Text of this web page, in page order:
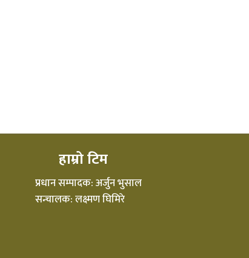
हाम्रो टिम
प्रधान सम्पादक: अर्जुन भुसाल
सन्चालक: लक्ष्मण घिमिरे